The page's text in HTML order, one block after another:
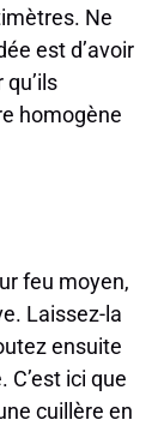
Ne
est d’avoir
homogène
feu moyen,
Laissez-la
ensuite
C’est ici que
cuillère en